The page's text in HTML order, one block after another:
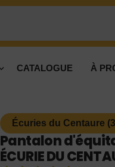
CATALOGUE À
Écuries du Centaure
Pantalon
ÉCURIE DU